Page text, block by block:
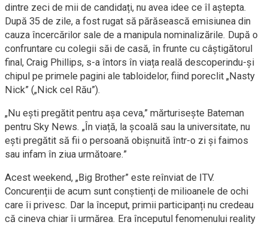
dintre zeci de mii de candidați, nu avea idee ce îl aștepta.
După 35 de zile, a fost rugat să părăsească emisiunea din
cauza încercărilor sale de a manipula nominalizările. După o
confruntare cu colegii săi de casă, în frunte cu câștigătorul
final, Craig Phillips, s-a întors în viața reală descoperindu-și
chipul pe primele pagini ale tabloidelor, fiind poreclit „Nasty
Nick” („Nick cel Rău”).
„Nu ești pregătit pentru așa ceva,” mărturisește Bateman
pentru Sky News. „În viață, la școală sau la universitate, nu
ești pregătit să fii o persoană obișnuită într-o zi și faimos
sau infam în ziua următoare.”
Acest weekend, „Big Brother” este reînviat de ITV.
Concurenții de acum sunt conștienți de milioanele de ochi
care îi privesc. Dar la început, primii participanți nu credeau
că cineva chiar îi urmărea. Era începutul fenomenului reality